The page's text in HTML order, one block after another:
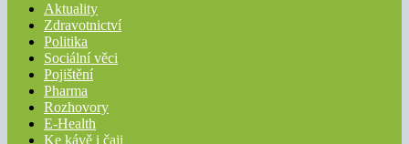
Aktuality
Zdravotnictví
Politika
Sociální věci
Pojištění
Pharma
Rozhovory
E-Health
Ke kávě i čaji